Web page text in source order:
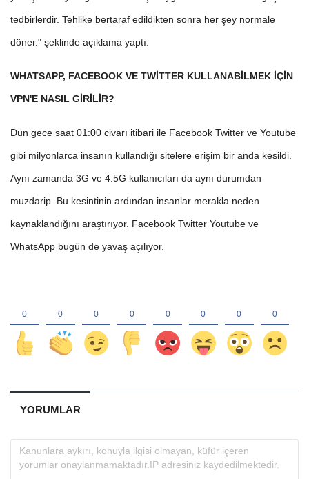
tedbirlerdir. Tehlike bertaraf edildikten sonra her şey normale
döner." şeklinde açıklama yaptı.
WHATSAPP, FACEBOOK VE TWİTTER KULLANABİLMEK İÇİN
VPN'E NASIL GİRİLİR?
Dün gece saat 01:00 civarı itibari ile Facebook Twitter ve Youtube
gibi milyonlarca insanın kullandığı sitelere erişim bir anda kesildi.
Aynı zamanda 3G ve 4.5G kullanıcıları da aynı durumdan
muzdarip. Bu kesintinin ardından insanlar merakla neden
kaynaklandığını araştırıyor. Facebook Twitter Youtube ve
WhatsApp bugün de yavaş açılıyor.
YORUMLAR